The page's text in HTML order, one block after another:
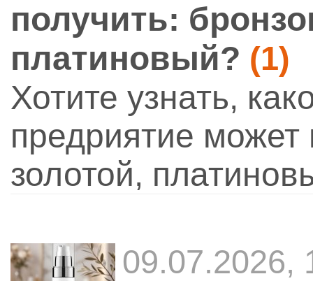
получить:
платиновый? (1)
Хотите узнать,
предриятие может
золотой,
09.07.2026,